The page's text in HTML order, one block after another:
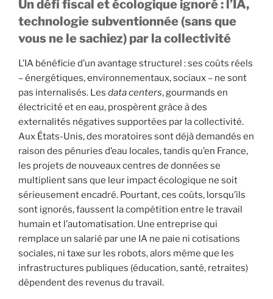
Un défi fiscal et écologique ignoré : l’IA,
technologie subventionnée(sans que
vous ne le sachiez) par la collectivité
L’IA bénéficie d’un avantage structurel : ses coûts réels
– énergétiques, environnementaux, sociaux – ne sont
pas internalisés. Les data centers, gourmands en
électricité et en eau, prospèrent grâce à des
externalités négatives supportées par la collectivité.
Aux États-Unis, des moratoires sont déjà demandés en
raison des pénuries d’eau locales, tandis qu’en France,
les projets de nouveaux centres de données se
multiplient sans que leur impact écologique ne soit
sérieusement encadré. Pourtant, ces coûts, lorsqu’ils
sont ignorés, faussent la compétition entre le travail
humain et l’automatisation. Une entreprise qui
remplace un salarié par une IA ne paie ni cotisations
sociales, ni taxe sur les robots, alors même que les
infrastructures publiques (éducation, santé, retraites)
dépendent des revenus du travail.